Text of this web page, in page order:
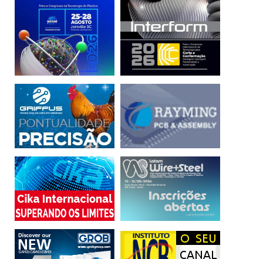
sempre que necessário.
Portanto, o conceito dos cobots se tornou fundamental
nessa e na próxima revolução industrial, e sua adoção
mostra que as indústrias estão atentas à pauta ESG. Isso
porque quando falamos de environment, temos um robô
que consome pouca energia e não possui consumíveis nas
juntas como os clássicos, que precisam de graxa e troca
de correias a cada 10 mil horas. Já no quesito social, há a
questão de tirar o operador de uma tarefa ingrata e, às
vezes, desumana, para uma função mais nobre e
satisfatória. E com relação à governança, há toda uma
questão de equiparidade de gênero e idade.